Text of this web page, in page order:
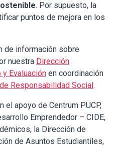
. Por supuesto, la
puntos de mejora en los
de información sobre
nuestra Dirección
Evaluación en coordinación
Responsabilidad Social .
el apoyo de Centrum PUCP,
Emprendedor – CIDE,
la Dirección de
de Asuntos Estudiantiles,